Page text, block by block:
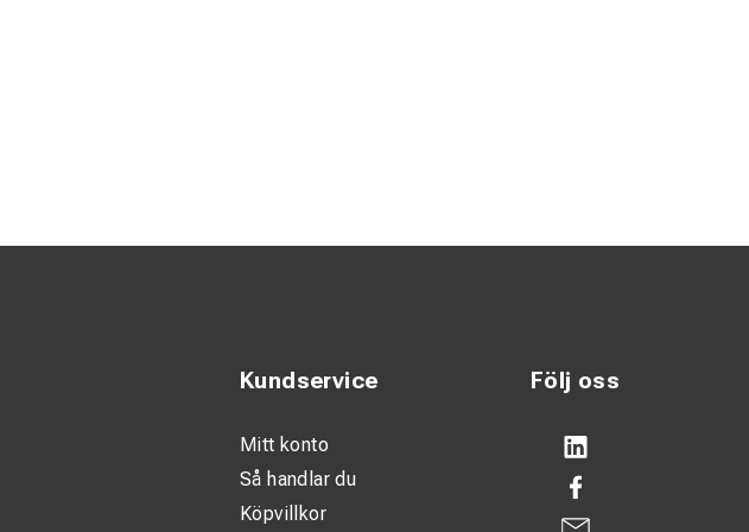
Följ oss
Kundservice
Mitt konto
Så handlar du
Köpvillkor